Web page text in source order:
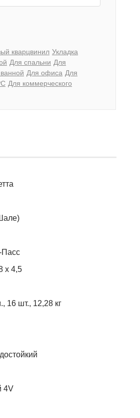
кварцвинил Укладка
Для спальни Для
Для офиса Для
Для коммерческого
х 4,5
16 шт., 12,28 кг
4V